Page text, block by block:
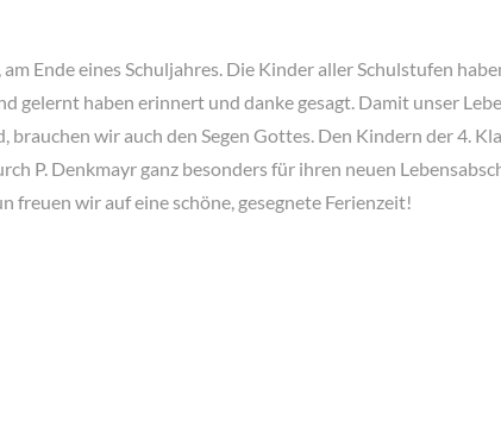
Ende eines Schuljahres. Die Kinder aller Schulstufen
gelernt haben erinnert und danke gesagt. Damit unser
brauchen wir auch den Segen Gottes. Den Kindern der 4.
P. Denkmayr ganz besonders für ihren neuen
freuen wir auf eine schöne, gesegnete Ferienzeit!